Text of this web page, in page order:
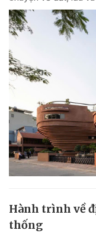
Hành trình về
thống